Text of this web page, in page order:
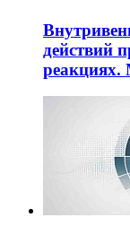
действий
реакциях.